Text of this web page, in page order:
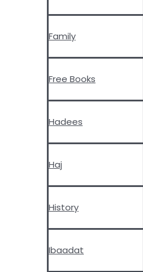
Family
Free Books
Hadees
Haj
History
Ibaadat